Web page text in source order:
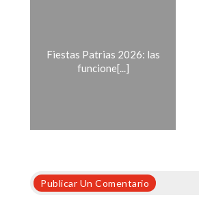
Fiestas Patrias 2026: las
funcione[...]
Publicar Un Comentario